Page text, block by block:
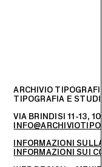
ARCHIVIO
TIPOGRAFIA E
VIA BRINDISI 11-13,
INFORMAZIONI
INFORMAZIONI SUI